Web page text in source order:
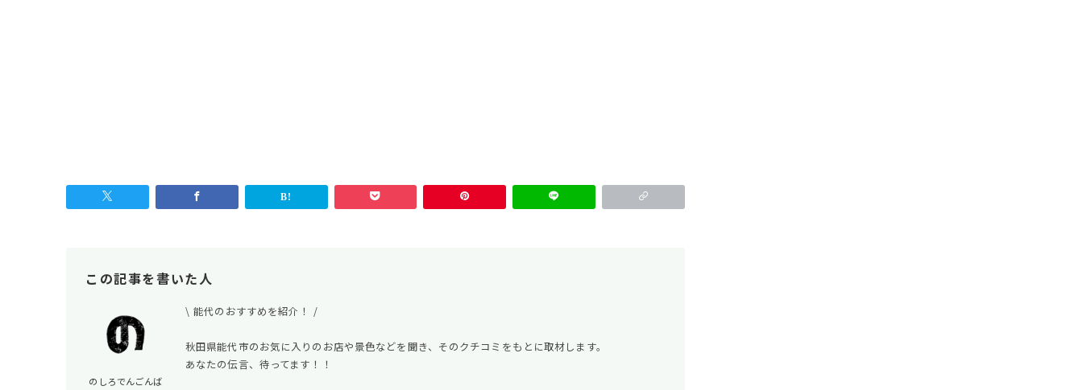
この記事を書いた人
のしろでんごんば
\ 能代のおすすめを紹介！ /
秋田県能代市のお気に入りのお店や景色などを聞き、そのクチコミをもとに取材します。
あなたの伝言、待ってます！！